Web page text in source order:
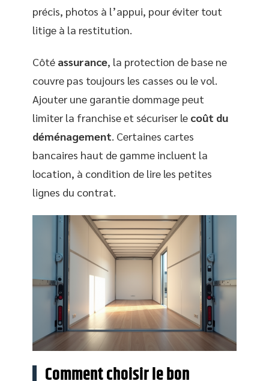
précis, photos à l’appui, pour éviter tout
litige à la restitution.
Côté assurance, la protection de base ne
couvre pas toujours les casses ou le vol.
Ajouter une garantie dommage peut
limiter la franchise et sécuriser le coût du
déménagement. Certaines cartes
bancaires haut de gamme incluent la
location, à condition de lire les petites
lignes du contrat.
Comment choisir le bon